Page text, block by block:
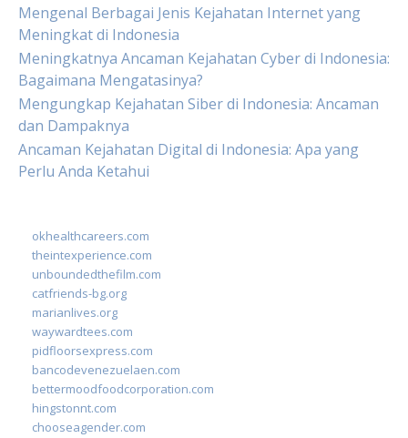
Mengenal Berbagai Jenis Kejahatan Internet yang
Meningkat di Indonesia
Meningkatnya Ancaman Kejahatan Cyber di Indonesia:
Bagaimana Mengatasinya?
Mengungkap Kejahatan Siber di Indonesia: Ancaman
dan Dampaknya
Ancaman Kejahatan Digital di Indonesia: Apa yang
Perlu Anda Ketahui
okhealthcareers.com
theintexperience.com
unboundedthefilm.com
catfriends-bg.org
marianlives.org
waywardtees.com
pidfloorsexpress.com
bancodevenezuelaen.com
bettermoodfoodcorporation.com
hingstonnt.com
chooseagender.com